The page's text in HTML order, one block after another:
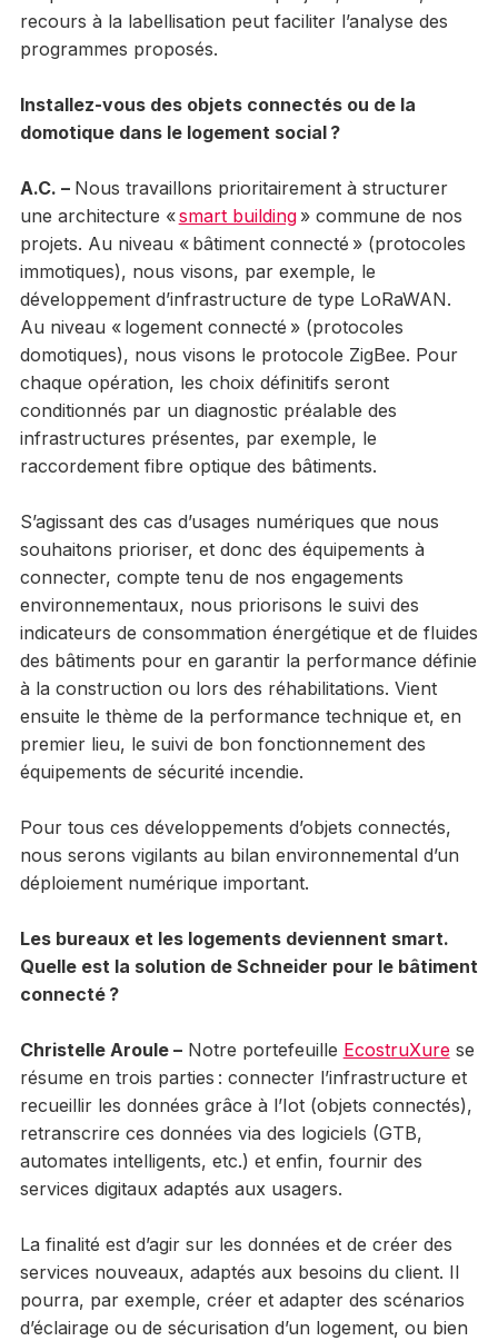
recours à la labellisation peut faciliter l’analyse des
programmes proposés.
Installez-vous des objets connectés ou de la
domotique dans le logement social ?
A.C. – Nous travaillons prioritairement à structurer
une architecture «smart building» commune de nos
projets. Au niveau « bâtiment connecté » (protocoles
immotiques), nous visons, par exemple, le
développement d’infrastructure de type LoRaWAN.
Au niveau « logement connecté » (protocoles
domotiques), nous visons le protocole ZigBee. Pour
chaque opération, les choix définitifs seront
conditionnés par un diagnostic préalable des
infrastructures présentes, par exemple, le
raccordement fibre optique des bâtiments.
S’agissant des cas d’usages numériques que nous
souhaitons prioriser, et donc des équipements à
connecter, compte tenu de nos engagements
environnementaux, nous priorisons le suivi des
indicateurs de consommation énergétique et de fluides
des bâtiments pour en garantir la performance définie
à la construction ou lors des réhabilitations. Vient
ensuite le thème de la performance technique et, en
premier lieu, le suivi de bon fonctionnement des
équipements de sécurité incendie.
Pour tous ces développements d’objets connectés,
nous serons vigilants au bilan environnemental d’un
déploiement numérique important.
Les bureaux et les logements deviennent smart.
Quelle est la solution de Schneider pour le bâtiment
connecté ?
Christelle Aroule –Notre portefeuille EcostruXurese
résume en trois parties : connecter l’infrastructure et
recueillir les données grâce à l’Iot (objets connectés),
retranscrire ces données via des logiciels (GTB,
automates intelligents, etc.) et enfin, fournir des
services digitaux adaptés aux usagers.
La finalité est d’agir sur les données et de créer des
services nouveaux, adaptés aux besoins du client. Il
pourra, par exemple, créer et adapter des scénarios
d’éclairage ou de sécurisation d’un logement, ou bien